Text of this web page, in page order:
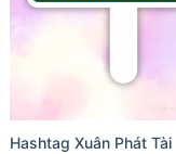
Hashtag Xuân Phát Tài